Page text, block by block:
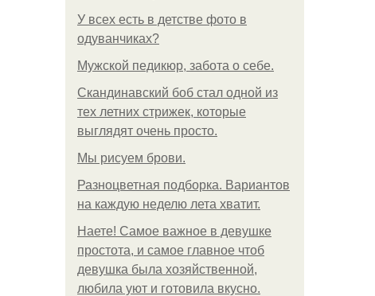
У всех есть в детстве фото в
одуванчиках?
Мужской педикюр, забота о себе.
Скандинавский боб стал одной из
тех летних стрижек, которые
выглядят очень просто.
Мы рисуем брови.
Разноцветная подборка. Вариантов
на каждую неделю лета хватит.
Наете! Самое важное в девушке
простота, и самое главное чтоб
девушка была хозяйственной,
любила уют и готовила вкусно.